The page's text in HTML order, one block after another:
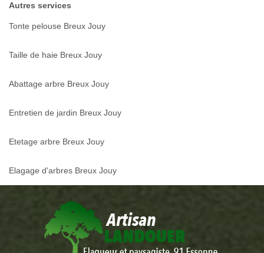
Autres services
Tonte pelouse Breux Jouy
Taille de haie Breux Jouy
Abattage arbre Breux Jouy
Entretien de jardin Breux Jouy
Etetage arbre Breux Jouy
Elagage d'arbres Breux Jouy